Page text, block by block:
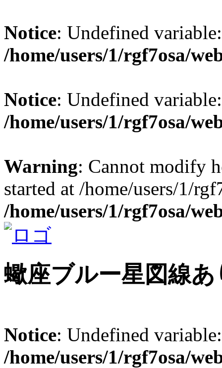
Notice: Undefined
/home/users/1/rgf7osa/
Notice: Undefined
/home/users/1/rgf7osa/
Warning: Cannot modify
started at /home/users/1/
/home/users/1/rgf7osa/
蠍座ブルー星図線
Notice: Undefined
/home/users/1/rgf7osa/